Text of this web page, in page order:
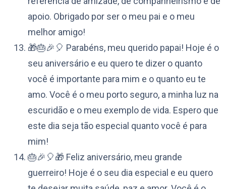
apoio. Obrigado por ser o meu pai e o meu
melhor amigo!
🎁🎂🎉🎈 Parabéns, meu querido papai! Hoje é o
seu aniversário e eu quero te dizer o quanto
você é importante para mim e o quanto eu te
amo. Você é o meu porto seguro, a minha luz na
escuridão e o meu exemplo de vida. Espero que
este dia seja tão especial quanto você é para
mim!
🎂🎉🎈🎁 Feliz aniversário, meu grande
guerreiro! Hoje é o seu dia especial e eu quero